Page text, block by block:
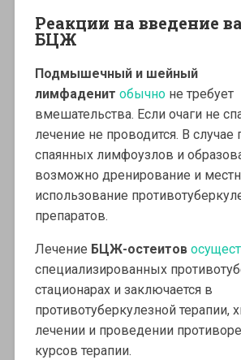
Реакции на введение
БЦЖ
Подмышечный и шейный
лимфаденит обычноне требует
вмешательства. Если очаги не
лечение не проводится. В случае
спаянных лимфоузлов и
возможно дренирование и
использование
препаратов.
Лечение БЦЖ-остеитов
специализированных
стационарах и заключается в
противотуберкулезной терапии,
лечении и проведении
курсов терапии.